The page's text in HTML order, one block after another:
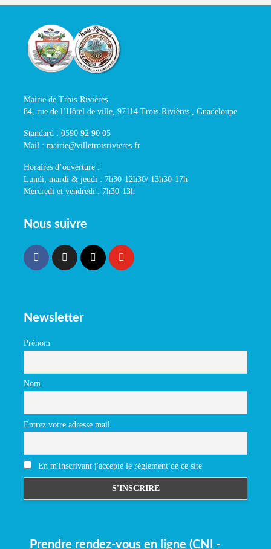
Mairie de Trois-Rivières
84, rue de l’Hôtel de ville, 97114 Trois-Rivières , Guadeloupe
Standard : 0590 92 90 05
Mail : mairie@villetroisrivieres.fr
Horaires d’ouverture :
Lundi, mardi & jeudi : 7h30-12h30/ 13h30-17h
Mercredi et vendredi : 7h30-13h
Nous suivre
Newsletter
Prénom
Nom
Entrez votre adresse mail
En m'inscrivant j'accepte le réglement de ce site
Prendre rendez-vous en ligne (CNI -